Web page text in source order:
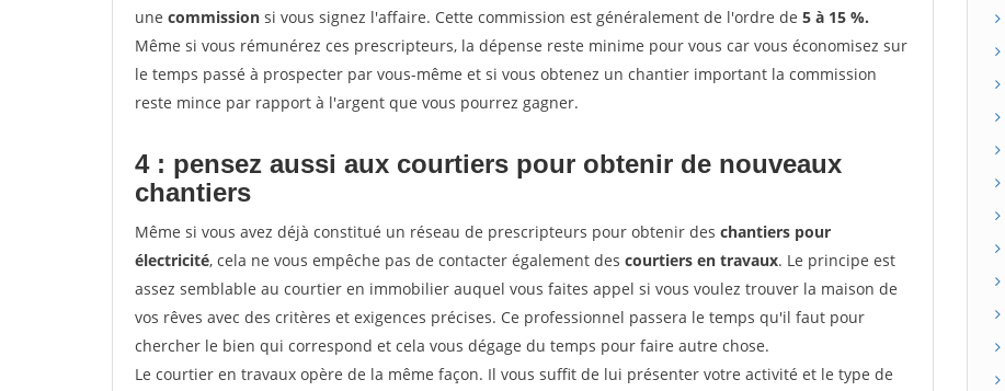
une commission si vous signez l'affaire. Cette commission est généralement de l'ordre de 5 à 15 %.
Même si vous rémunérez ces prescripteurs, la dépense reste minime pour vous car vous économisez sur
le temps passé à prospecter par vous-même et si vous obtenez un chantier important la commission
reste mince par rapport à l'argent que vous pourrez gagner.
4 : pensez aussi aux courtiers pour obtenir de nouveaux
chantiers
Même si vous avez déjà constitué un réseau de prescripteurs pour obtenir des chantiers pour
électricité, cela ne vous empêche pas de contacter également des courtiers en travaux. Le principe est
assez semblable au courtier en immobilier auquel vous faites appel si vous voulez trouver la maison de
vos rêves avec des critères et exigences précises. Ce professionnel passera le temps qu'il faut pour
chercher le bien qui correspond et cela vous dégage du temps pour faire autre chose.
Le courtier en travaux opère de la même façon. Il vous suffit de lui présenter votre activité et le type de